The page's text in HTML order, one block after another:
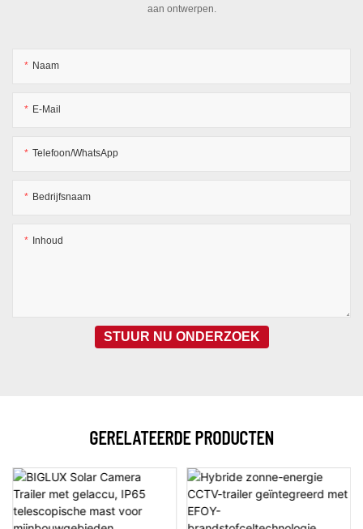
aan ontwerpen.
Naam
E-Mail
Telefoon/WhatsApp
Bedrijfsnaam
Inhoud
STUUR NU ONDERZOEK
GERELATEERDE PRODUCTEN